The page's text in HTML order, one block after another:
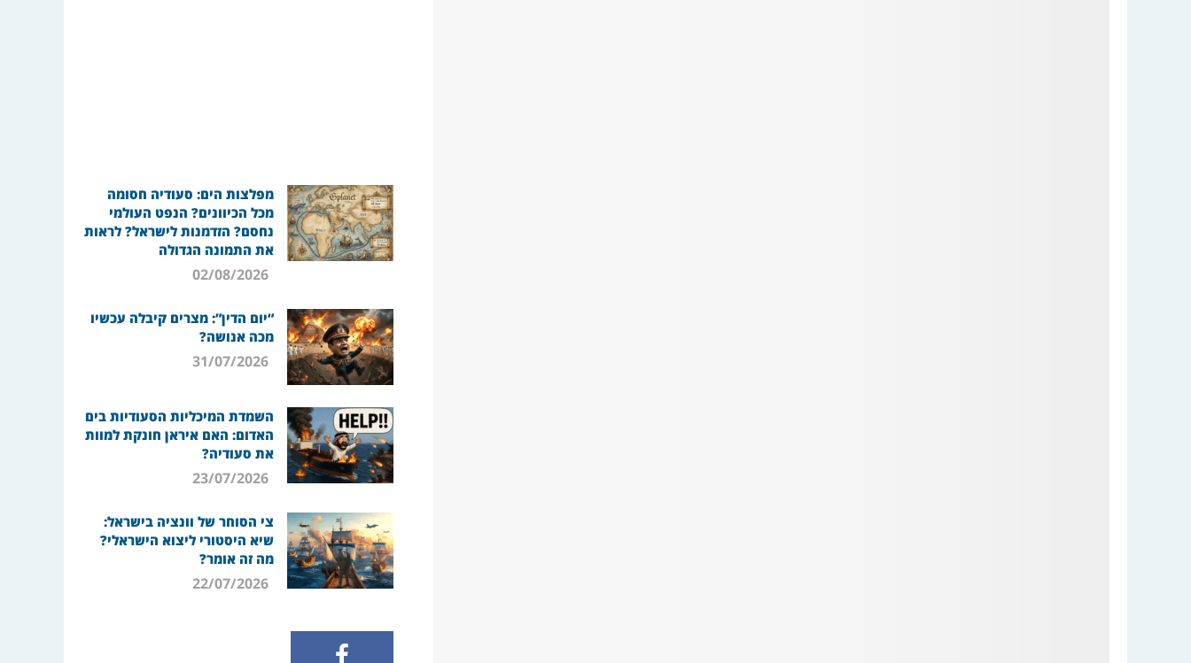
מפלצות הים: סעודיה חסומה
מכל הכיוונים? הנפט העולמי
נחסם? הזדמנות לישראל? לראות
את התמונה הגדולה
02/08/2026
“יום הדין”: מצרים קיבלה עכשיו
מכה אנושה?
31/07/2026
השמדת המיכליות הסעודיות בים
האדום: האם איראן חונקת למוות
את סעודיה?
23/07/2026
צי הסוחר של וונציה בישראל:
שיא היסטורי ליצוא הישראלי?
מה זה אומר?
22/07/2026